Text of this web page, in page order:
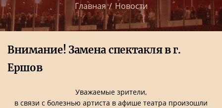
Главная / Новости
Внимание! Замена спектакля в г.
Ершов
Уважаемые зрители,
в связи с болезнью артиста в афише театра произошли